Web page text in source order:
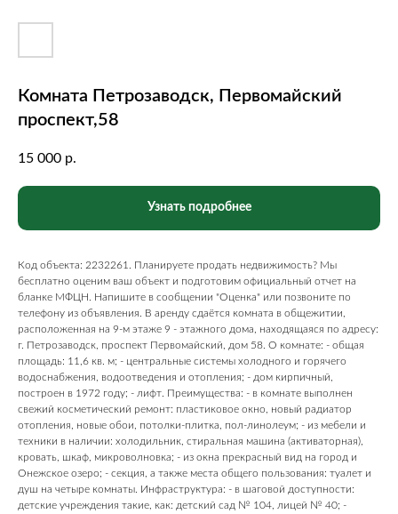
Комната Петрозаводск, Первомайский
проспект,58
15 000 р.
Узнать подробнее
Код объекта: 2232261. Планируете продать недвижимость? Мы
бесплатно оценим ваш объект и подготовим официальный отчет на
бланке МФЦН. Напишите в сообщении "Оценка" или позвоните по
телефону из объявления. В аренду сдаётся комната в общежитии,
расположенная на 9-м этаже 9 - этажного дома, находящаяся по адресу:
г. Петрозаводск, проспект Первомайский, дом 58. О комнате: - общая
площадь: 11,6 кв. м; - центральные системы холодного и горячего
водоснабжения, водоотведения и отопления; - дом кирпичный,
построен в 1972 году; - лифт. Преимущества: - в комнате выполнен
свежий косметический ремонт: пластиковое окно, новый радиатор
отопления, новые обои, потолки-плитка, пол-линолеум; - из мебели и
техники в наличии: холодильник, стиральная машина (активаторная),
кровать, шкаф, микроволновка; - из окна прекрасный вид на город и
Онежское озеро; - секция, а также места общего пользования: туалет и
душ на четыре комнаты. Инфраструктура: - в шаговой доступности:
детские учреждения такие, как: детский сад № 104, лицей № 40; -